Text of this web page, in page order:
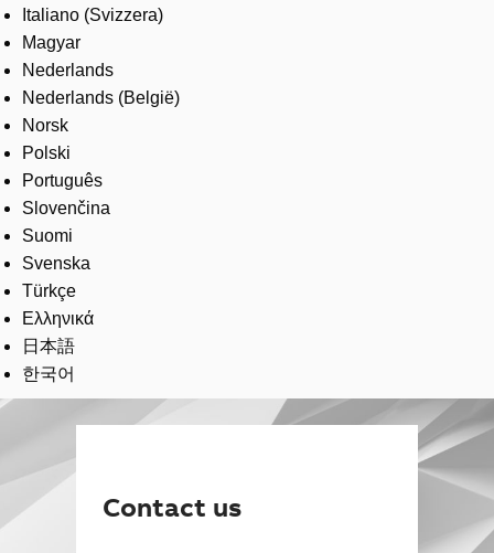
Italiano (Svizzera)
Magyar
Nederlands
Nederlands (België)
Norsk
Polski
Português
Slovenčina
Suomi
Svenska
Türkçe
Ελληνικά
日本語
한국어
Contact us